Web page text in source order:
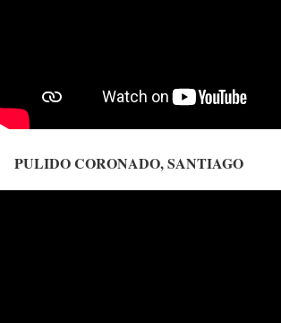
PULIDO CORONADO, SANTIAGO